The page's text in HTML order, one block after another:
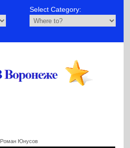
Select Category:
Роман Юнусов